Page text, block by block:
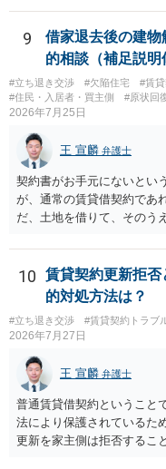
基本方針としたうえで、仮
退料・引越費用・原状回復
成することが重要です。
め・定期借家に関する記載
（「今回で最後」などの文
得るかどうかも含めて検討
容を十分に確認し、不明点
す。
する動機づけがなくなりま
も、建物を賃貸人に一日
するのが良いと思います。
あるお知り合いさんにとっ
められるため望ましいやり
9
借家退去後の建
的相談（補足説明
#立ち退き交渉 #欠陥住宅 #賃
#住民・入居者・買主側
#原状回
2026年7月25日
王 宣麟 弁護士
契約書がお手元にないとい
が、通常の賃貸借契約であ
だ、土地を借りて、そのう
であれば、建物を収去して
す。 その後、建物を平屋
得ているのであれば、単純
する、という話になるわけ
状、解体費用を負担するこ
に請求の根拠（なぜ当方が
のか）を確認されてみては
10
賃貸契約更新拒
的対処方法は？
#立ち退き交渉 #賃貸契約トラブ
2026年7月27日
王 宣麟 弁護士
普通賃貸借契約ということ
法により保護されているた
更新を家主側は拒否するこ